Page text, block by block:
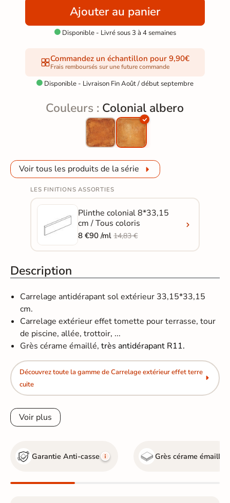
Ajouter au panier
Disponible - Livré sous 3 à 4 semaines
Commandez un échantillon pour 9,90€
Frais remboursés sur une future commande
 Disponible - Livraison Fin Août / début septembre
Couleurs : Colonial albero
Voir tous les produits de la série
LES FINITIONS ASSORTIES
Plinthe colonial 8*33,15
cm / Tous coloris
8 €90 /ml14,83 €
Description
Carrelage antidérapant sol extérieur 33,15*33,15
cm.
Carrelage extérieur effet tomette pour terrasse, tour
de piscine, allée, trottoir, ...
Grès cérame émaillé,très antidérapant R11.
Découvrez toute la gamme de Carrelage extérieur effet terre
cuite
Voir plus
Garantie Anti-casse Grès cérame émaillé